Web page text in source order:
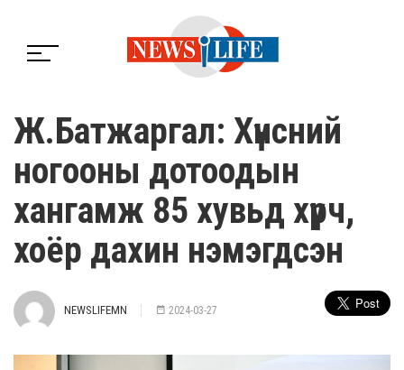
Ж.Батжаргал: Хүнсний
ногооны дотоодын
хангамж 85 хувьд хүрч,
хоёр дахин нэмэгдсэн
NEWSLIFEMN 2024-03-27